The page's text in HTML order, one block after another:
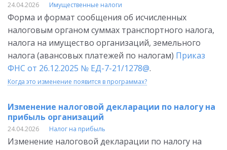
24.04.2026 Имущественные налоги
Форма и формат сообщения об исчисленных
налоговым органом суммах транспортного налога,
налога на имущество организаций, земельного
налога (авансовых платежей по налогам) Приказ
ФНС от 26.12.2025 № ЕД-7-21/1278@.
Когда это изменение появится в программах?
Изменение налоговой декларации по налогу на
прибыль организаций
24.04.2026 Налог на прибыль
Изменение налоговой декларации по налогу на